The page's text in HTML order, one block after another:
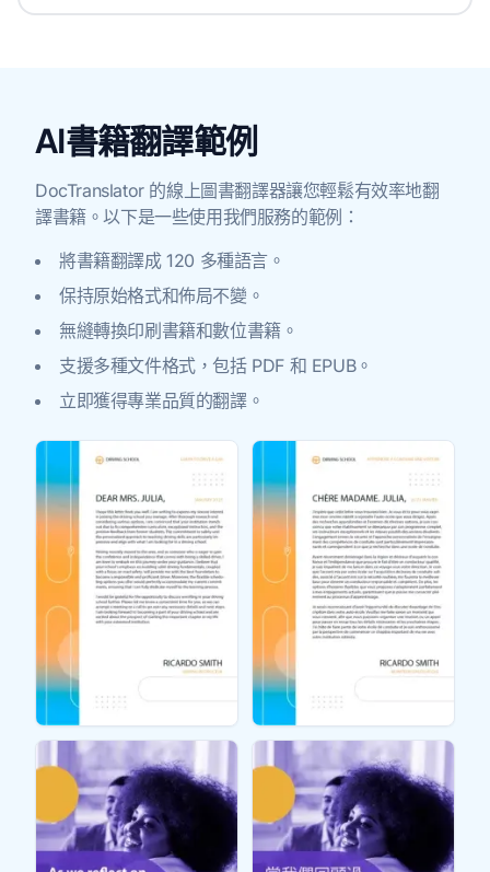
AI書籍翻譯範例
DocTranslator 的線上圖書翻譯器讓您輕鬆有效率地翻
譯書籍。以下是一些使用我們服務的範例：
將書籍翻譯成 120 多種語言。
保持原始格式和佈局不變。
無縫轉換印刷書籍和數位書籍。
支援多種文件格式，包括 PDF 和 EPUB。
立即獲得專業品質的翻譯。